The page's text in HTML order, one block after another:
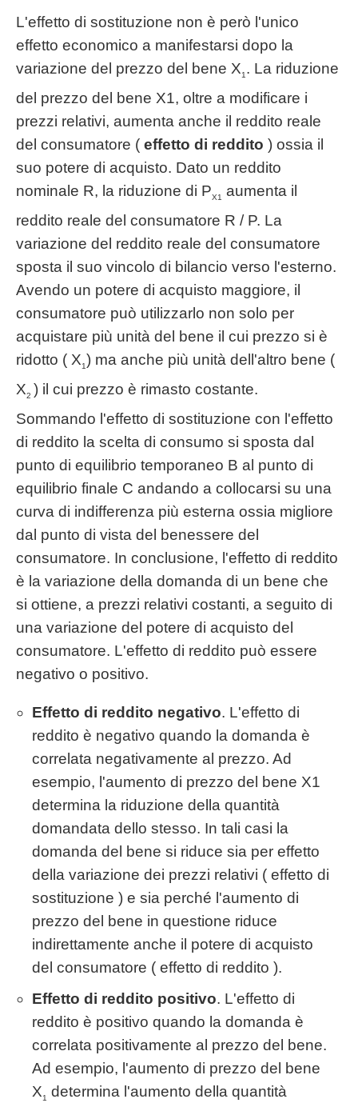
L'effetto di sostituzione non è però l'unico
effetto economico a manifestarsi dopo la
variazione del prezzo del bene X1 . La riduzione
del prezzo del bene X1, oltre a modificare i
prezzi relativi, aumenta anche il reddito reale
del consumatore ( effetto di reddito ) ossia il
suo potere di acquisto. Dato un reddito
nominale R, la riduzione di PX1
aumenta il
reddito reale del consumatore R / P. La
variazione del reddito reale del consumatore
sposta il suo vincolo di bilancio verso l'esterno.
Avendo un potere di acquisto maggiore, il
consumatore può utilizzarlo non solo per
acquistare più unità del bene il cui prezzo si è
ridotto ( X1) ma anche più unità dell'altro bene (
X2 ) il cui prezzo è rimasto costante.
Sommando l'effetto di sostituzione con l'effetto
di reddito la scelta di consumo si sposta dal
punto di equilibrio temporaneo B al punto di
equilibrio finale C andando a collocarsi su una
curva di indifferenza più esterna ossia migliore
dal punto di vista del benessere del
consumatore. In conclusione, l'effetto di reddito
è la variazione della domanda di un bene che
si ottiene, a prezzi relativi costanti, a seguito di
una variazione del potere di acquisto del
consumatore. L'effetto di reddito può essere
negativo o positivo.
Effetto di reddito negativo. L'effetto di
reddito è negativo quando la domanda è
correlata negativamente al prezzo. Ad
esempio, l'aumento di prezzo del bene X1
determina la riduzione della quantità
domandata dello stesso. In tali casi la
domanda del bene si riduce sia per effetto
della variazione dei prezzi relativi ( effetto di
sostituzione ) e sia perché l'aumento di
prezzo del bene in questione riduce
indirettamente anche il potere di acquisto
del consumatore ( effetto di reddito ).
Effetto di reddito positivo. L'effetto di
reddito è positivo quando la domanda è
correlata positivamente al prezzo del bene.
Ad esempio, l'aumento di prezzo del bene
X1 determina l'aumento della quantità